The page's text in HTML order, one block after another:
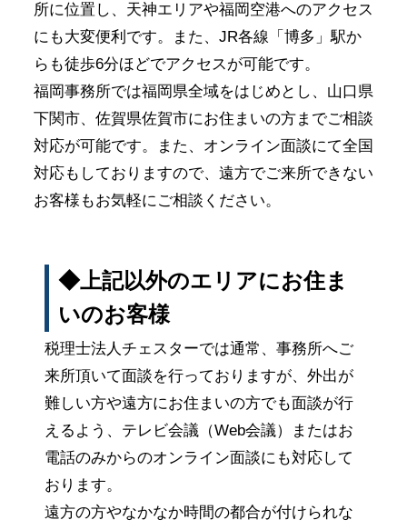
所に位置し、天神エリアや福岡空港へのアクセス
にも大変便利です。また、JR各線「博多」駅か
らも徒歩6分ほどでアクセスが可能です。
福岡事務所では福岡県全域をはじめとし、山口県
下関市、佐賀県佐賀市にお住まいの方までご相談
対応が可能です。また、オンライン面談にて全国
対応もしておりますので、遠方でご来所できない
お客様もお気軽にご相談ください。
◆上記以外のエリアにお住ま
いのお客様
税理士法人チェスターでは通常、事務所へご
来所頂いて面談を行っておりますが、外出が
難しい方や遠方にお住まいの方でも面談が行
えるよう、テレビ会議（Web会議）またはお
電話のみからのオンライン面談にも対応して
おります。
遠方の方やなかなか時間の都合が付けられな